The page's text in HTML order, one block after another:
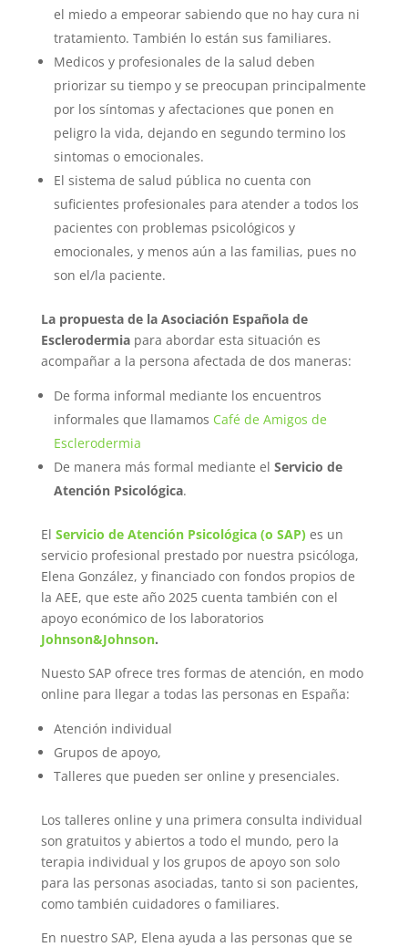
el miedo a empeorar sabiendo que no hay cura ni
tratamiento. También lo están sus familiares.
Medicos y profesionales de la salud deben
priorizar su tiempo y se preocupan principalmente
por los síntomas y afectaciones que ponen en
peligro la vida, dejando en segundo termino los
sintomas o emocionales.
El sistema de salud pública no cuenta con
suficientes profesionales para atender a todos los
pacientes con problemas psicológicos y
emocionales, y menos aún a las familias, pues no
son el/la paciente.
La propuesta de la Asociación Española de
Esclerodermiapara abordar esta situación es
acompañar a la persona afectada de dos maneras:
De forma informal mediante los encuentros
informales que llamamos Café de Amigos de
Esclerodermia
De manera más formal mediante el Servicio de
Atención Psicológica.
El Servicio de Atención Psicológica (o SAP) es un
servicio profesional prestado por nuestra psicóloga,
Elena González, y financiado con fondos propios de
la AEE, que este año 2025 cuenta también con el
apoyo económico de los laboratorios
Johnson&Johnson.
Nuesto SAP ofrece tres formas de atención, en modo
online para llegar a todas las personas en España:
Atención individual
Grupos de apoyo,
Talleres que pueden ser online y presenciales.
Los talleres online y una primera consulta individual
son gratuitos y abiertos a todo el mundo, pero la
terapia individual y los grupos de apoyo son solo
para las personas asociadas, tanto si son pacientes,
como también cuidadores o familiares.
En nuestro SAP, Elena ayuda a las personas que se